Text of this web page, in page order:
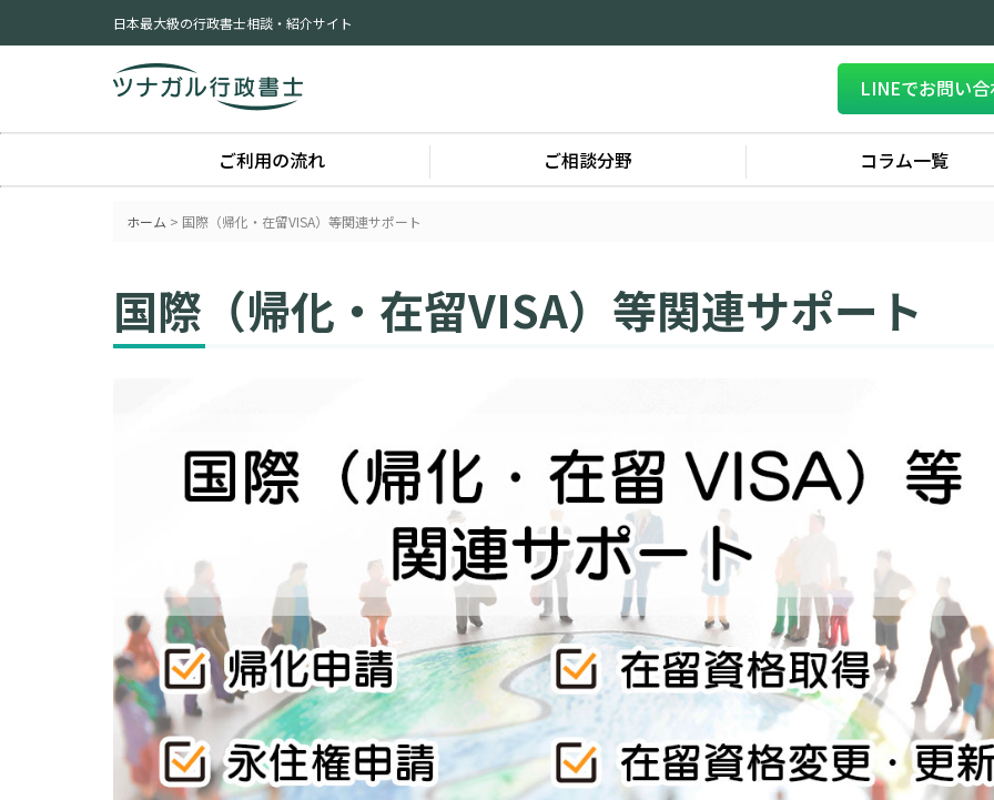
日本最大級の行政書士相談・紹介サイト
LINEでお問い合
ご利用の流れ ご相談分野 コラム一覧
ホーム > 国際（帰化・在留VISA）等関連サポート
国際（帰化・在留VISA）等関連サポート